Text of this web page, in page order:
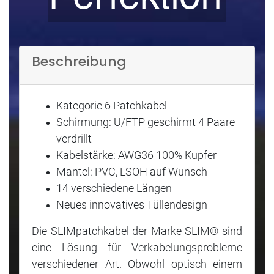
Beschreibung
Kategorie 6 Patchkabel
Schirmung: U/FTP geschirmt 4 Paare
verdrillt
Kabelstärke: AWG36 100% Kupfer
Mantel: PVC, LSOH auf Wunsch
14 verschiedene Längen
Neues innovatives Tüllendesign
Die SLIMpatchkabel der Marke SLIM® sind
eine Lösung für Verkabelungsprobleme
verschiedener Art. Obwohl optisch einem